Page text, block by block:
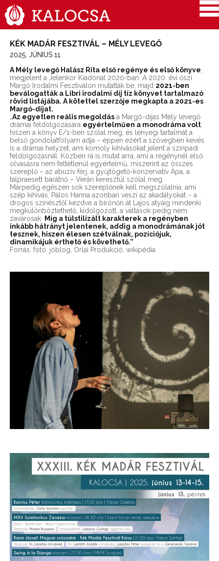
KÉK MADÁR FESZTIVÁL – MÉLY LEVEGŐ
2025. JÚNIUS 11.
A Mély levegő Halász Rita első regénye és első könyve
megjelent a Jelenkor Kiadónál 2020-ban. A 2020. évi őszi
Margó Irodalmi Fesztiválon mutatták be, majd 2021-ben
beválogatták a Libri irodalmi díj tíz könyvet tartalmazó
rövid listájába. A kötettel szerzője megkapta a 2021-es
Margó-díjat.
„Az egyetlen reális megoldás a Margó-díjas Mély levegő
drámai feldolgozására egyértelműen a monodráma volt
hiszen a könyv E/1-ben szólal meg, és lényegi tartalmát a
belső gondolatfolyam adja – éppen ezért a szövegben kevés
is a drámai helyzet, ami komoly kihívásokat jelent a színpadi
feldolgozásnál. Közben rá is mutat arra, ami a regénynél első
olvasásra nem feltétlenül egyértelmű, miszerint az összes
szereplő – az abuzív férj, a gyűjtögető-konzervatív Apa, a
talpraesett barátnő – Verán keresztül szólal meg.
Márpedig egészen sok szereplőnek kell megszólalnia, ami
szép kihívás, Pálos Hanna azonban veszi az akadályokat – a
drogos színésztől kezdve a bírónőn át Lajos atyáig mindenki
megkülönböztethető, kidolgozott, a váltások pedig nem
zavarosak.
Míg a túlstilizált karakterek a regényben
inkább hátrányt jelentenek, addig a monodrámának jót
tesznek, hiszen élesen szétválnak, pozíciójuk,
dinamikájuk érthető és követhető.”
Forrás, fotó: jóblog, Orlai Produkció, wikipédia